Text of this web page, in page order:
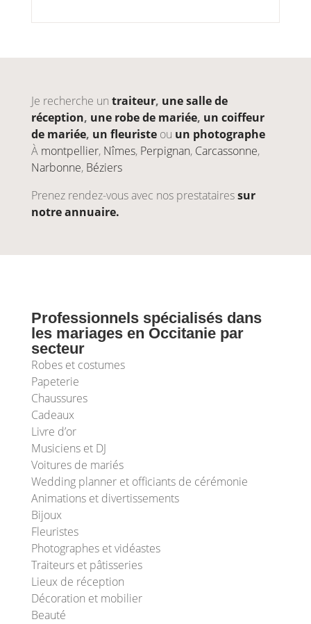
Je recherche un traiteur, une salle de
réception, une robe de mariée, un coiffeur
de mariée, un fleuriste ou un photographe
À montpellier, Nîmes, Perpignan, Carcassonne,
Narbonne, Béziers
Prenez rendez-vous avec nos prestatairessur
notre annuaire.
Professionnels spécialisés dans
les mariages en Occitanie par
secteur
Robes et costumes
Papeterie
Chaussures
Cadeaux
Livre d’or
Musiciens et DJ
Voitures de mariés
Wedding planner et officiants de cérémonie
Animations et divertissements
Bijoux
Fleuristes
Photographes et vidéastes
Traiteurs et pâtisseries
Lieux de réception
Décoration et mobilier
Beauté